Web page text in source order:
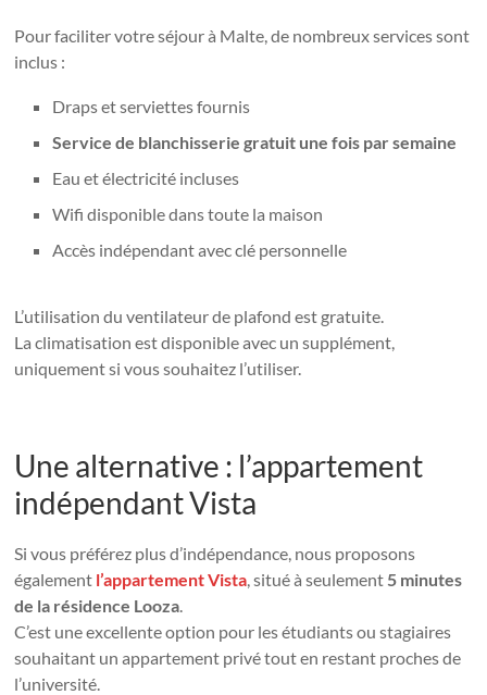
Pour faciliter votre séjour à Malte, de nombreux services sont
inclus :
Draps et serviettes fournis
Service de blanchisserie gratuit une fois par semaine
Eau et électricité incluses
Wifi disponible dans toute la maison
Accès indépendant avec clé personnelle
L’utilisation du ventilateur de plafond est gratuite.
La climatisation est disponible avec un supplément,
uniquement si vous souhaitez l’utiliser.
Une alternative : l’appartement
indépendant Vista
Si vous préférez plus d’indépendance, nous proposons
également l’appartement Vista, situé à seulement 5 minutes
de la résidence Looza.
C’est une excellente option pour les étudiants ou stagiaires
souhaitant un appartement privé tout en restant proches de
l’université.